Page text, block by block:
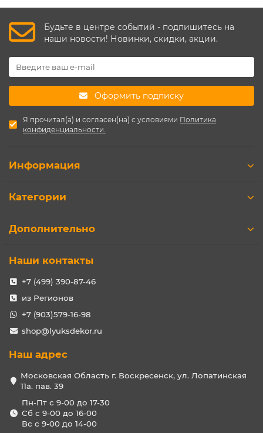
Будьте в центре событий - подпишитесь на
наши новости! Новинки, скидки, акции.
Оформить подписку
Я прочитал(а) и согласен(на) с условиями Политика
конфиденциальности.
Информация
Категории
Дополнительно
Наши контакты
+7 (499) 390-87-46
из Регионов
+7 (903)579-16-98
shop@lyuksdekor.ru
Наш адрес
Московская Область г. Воскресенск, ул. Лопатинская
11а. пав. 39
Пн-Пт с 9-00 до 17-30
Сб с 9-00 до 16-00
Вс с 9-00 до 14-00